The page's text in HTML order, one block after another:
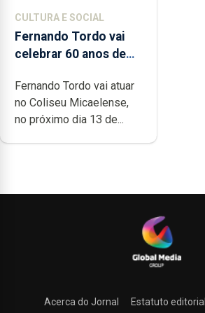
CULTURA E SOCIAL
Fernando Tordo vai
celebrar 60 anos de
Micaelense
Fernando Tordo vai atuar
no Coliseu Micaelense,
no próximo dia 13 de...
Acerca do Jornal Estatuto editorial